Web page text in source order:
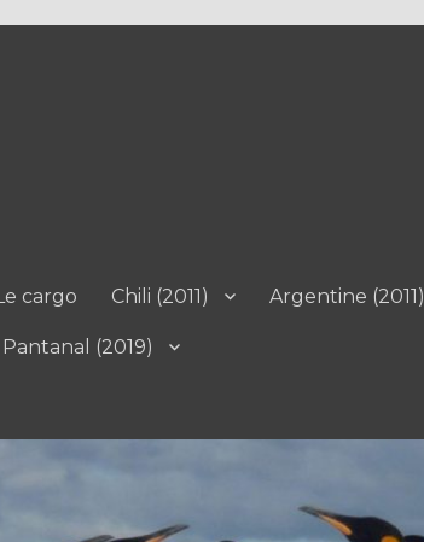
cargo Chili (2011) Argentine (2011)
Pantanal (2019)